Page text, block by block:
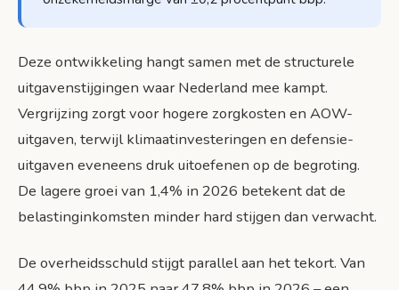
Deze ontwikkeling hangt samen met de structurele
uitgavenstijgingen waar Nederland mee kampt.
Vergrijzing zorgt voor hogere zorgkosten en AOW-
uitgaven, terwijl klimaatinvesteringen en defensie-
uitgaven eveneens druk uitoefenen op de begroting.
De lagere groei van 1,4% in 2026 betekent dat de
belastinginkomsten minder hard stijgen dan verwacht.
De overheidsschuld stijgt parallel aan het tekort. Van